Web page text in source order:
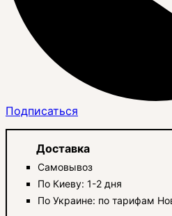
Подписаться
Доставка
Самовывоз
По Киеву: 1-2 дня
По Украине: по тарифам